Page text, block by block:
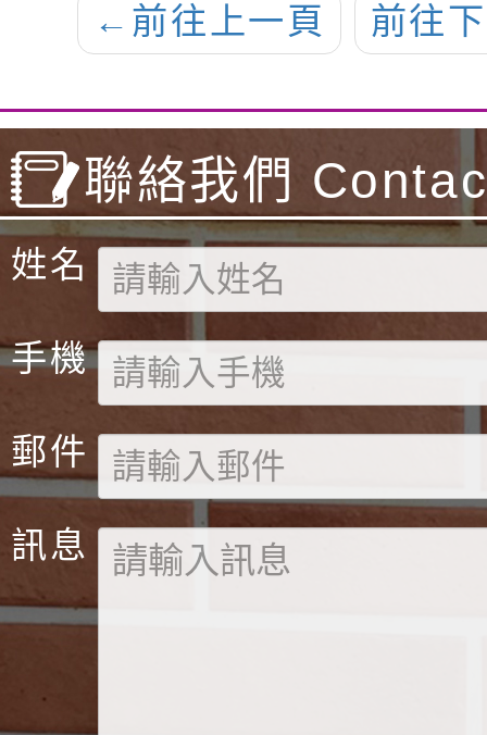
← 前往上一頁 前往
聯絡我們
姓名
手機
郵件
訊息